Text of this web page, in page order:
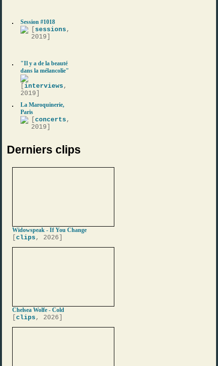
Session #1018
sessions ,
2019]
"Il y a de la beauté
dans la mélancolie"
[interviews ,
2019]
La Maroquinerie,
Paris
[concerts ,
2019]
Derniers clips
Widowspeak - If You Change
[clips , 2026]
Chelsea Wolfe - Cold
[clips , 2026]